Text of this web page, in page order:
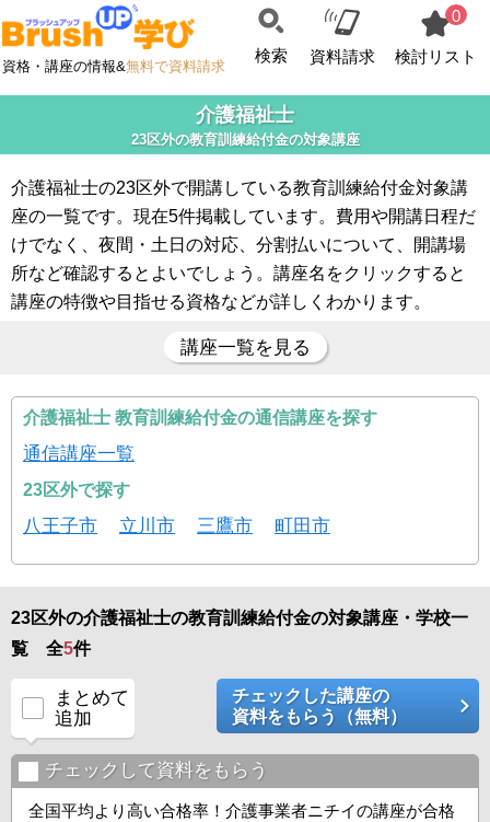
資格・講座の情報&無料で資料請求
検索 資料請求
0
検討リスト
介護福祉士
23区外の教育訓練給付金の対象講座
介護福祉士の23区外で開講している教育訓練給付金対象講
座の一覧です。現在5件掲載しています。費用や開講日程だ
けでなく、夜間・土日の対応、分割払いについて、開講場
所など確認するとよいでしょう。講座名をクリックすると
講座の特徴や目指せる資格などが詳しくわかります。
講座一覧を見る
介護福祉士 教育訓練給付金の通信講座を探す
通信講座一覧
23区外で探す
八王子市 立川市 三鷹市 町田市
23区外の介護福祉士の教育訓練給付金の対象講座・学校一
覧 全5件
まとめて
追加
チェックした講座の
資料をもらう（無料）
チェックして資料をもらう
全国平均より高い合格率！介護事業者ニチイの講座が合格